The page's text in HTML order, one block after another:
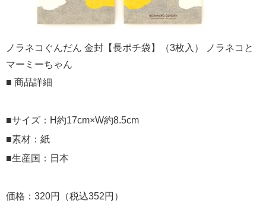
ノラネコぐんだん 金封【長ポチ袋】（3枚入） ノラネコと
マーミーちゃん
■ 商品詳細
■サイズ：H約17cm×W約8.5cm
■素材：紙
■生産国：日本
価格：320円（税込352円）